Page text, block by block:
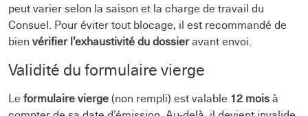
peut varier selon la saison et la charge de travail du
Consuel. Pour éviter tout blocage, il est recommandé de
bien vérifier l’exhaustivité du dossieravant envoi.
Validité du formulaire vierge
Le formulaire vierge (non rempli) est valable 12 mois à